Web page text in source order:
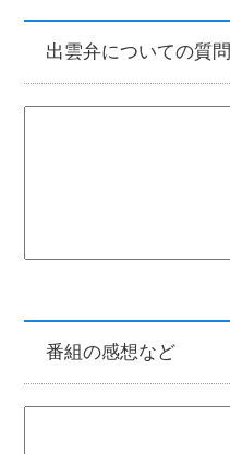
出雲弁についての質問
番組の感想など